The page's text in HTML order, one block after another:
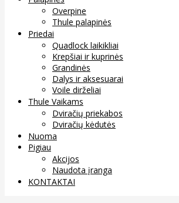
Overpine
Thule palapinės
Priedai
Quadlock laikikliai
Krepšiai ir kuprinės
Grandinės
Dalys ir aksesuarai
Voile dirželiai
Thule Vaikams
Dviračių priekabos
Dviračių kėdutės
Nuoma
Pigiau
Akcijos
Naudota įranga
KONTAKTAI